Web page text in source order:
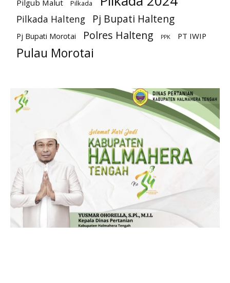
Pilgub Malut Pilkada
Pilkada Halteng Pj Bupati Halteng
Pj Bupati Morotai Polres Halteng PPK PT IWIP
Pulau Morotai